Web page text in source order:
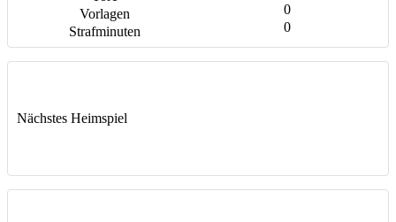
0
0
Nächstes Heimspiel